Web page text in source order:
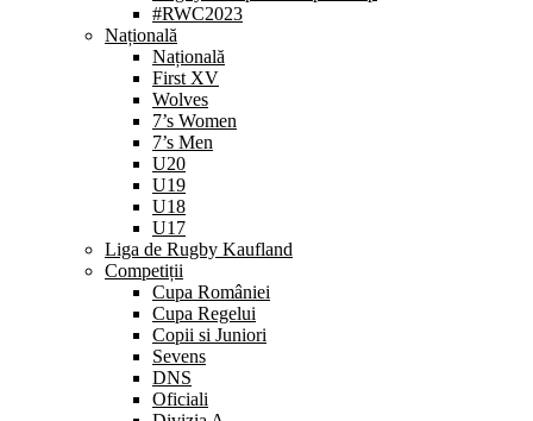
#RWC2023
Națională
Națională
First XV
Wolves
7’s Women
7’s Men
U20
U19
U18
U17
Liga de Rugby Kaufland
Competiții
Cupa României
Cupa Regelui
Copii si Juniori
Sevens
DNS
Oficiali